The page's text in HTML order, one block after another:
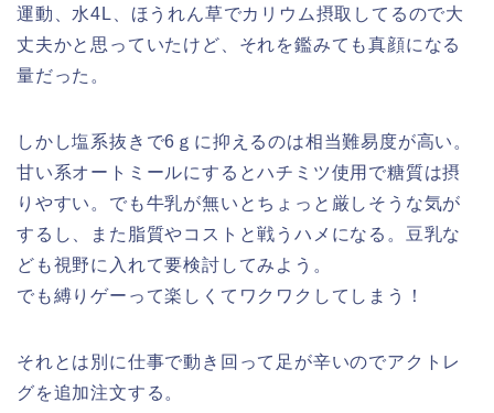
運動、水4L、ほうれん草でカリウム摂取してるので大
丈夫かと思っていたけど、それを鑑みても真顔になる
量だった。
しかし塩系抜きで6ｇに抑えるのは相当難易度が高い。
甘い系オートミールにするとハチミツ使用で糖質は摂
りやすい。でも牛乳が無いとちょっと厳しそうな気が
するし、また脂質やコストと戦うハメになる。豆乳な
ども視野に入れて要検討してみよう。
でも縛りゲーって楽しくてワクワクしてしまう！
それとは別に仕事で動き回って足が辛いのでアクトレ
グを追加注文する。